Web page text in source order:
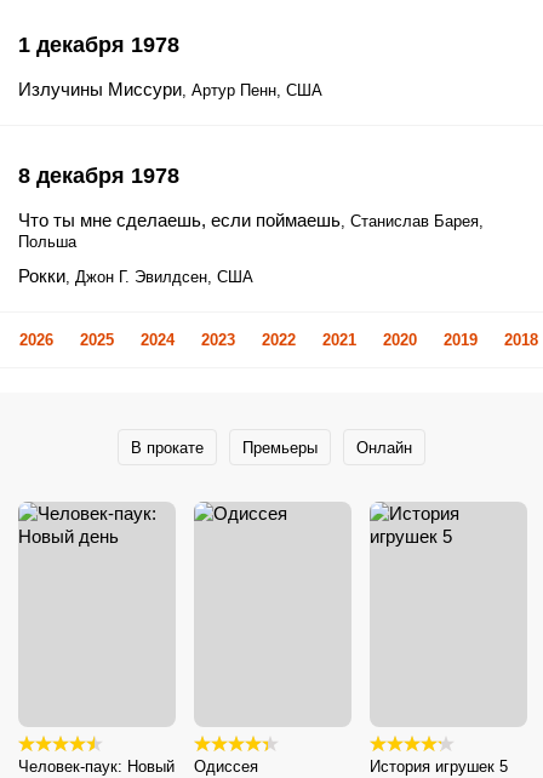
1 декабря 1978
Излучины Миссури, Артур Пенн, США
8 декабря 1978
Что ты мне сделаешь, если поймаешь, Станислав Барея,
Польша
Рокки, Джон Г. Эвилдсен, США
2026 2025 2024 2023 2022 2021 2020 2019 2018
В прокате Премьеры Онлайн
Человек-паук: Новый
Одиссея История игрушек 5